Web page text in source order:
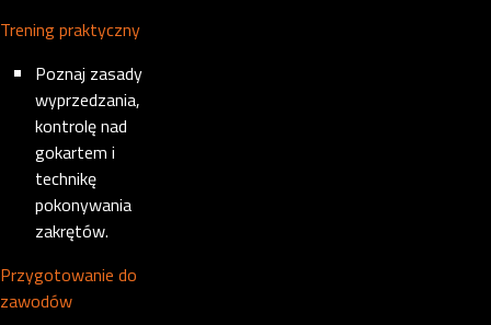
Trening praktyczny
Poznaj zasady
wyprzedzania,
kontrolę nad
gokartem i
technikę
pokonywania
zakrętów.
Przygotowanie do
zawodów